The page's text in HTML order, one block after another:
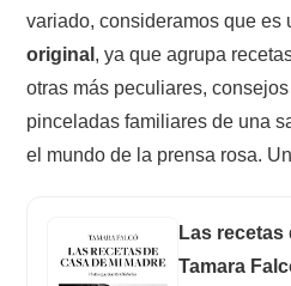
variado, consideramos que es
original , ya que agrupa
otras más peculiares,
pinceladas familiares de una
el mundo de la prensa rosa.
Las recetas
Tamara